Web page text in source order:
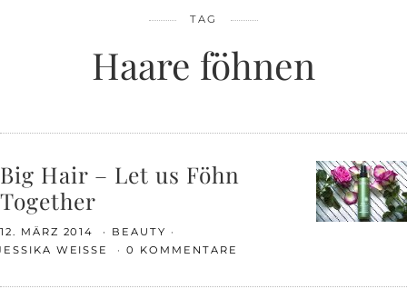
TAG
Haare föhnen
Big Hair – Let us Föhn
Together
12. MÄRZ 2014
BEAUTY
WEISSE
0 KOMMENTARE